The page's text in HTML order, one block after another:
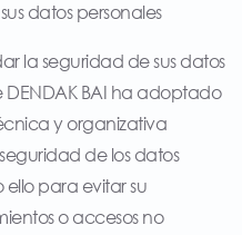
datos personales
la seguridad de sus datos
DENDAK BAI ha adoptado
y organizativa
de los datos
ello para evitar su
o accesos no